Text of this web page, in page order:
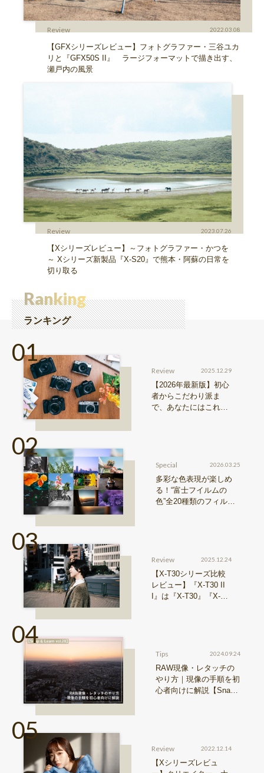
Review 2022.03.08
【GFXシリーズレビュー】フォトグラファー・三谷ユカ
リと『GFX50S II』 ラージフォーマットで描き出す、
瀬戸内の風景
Review 2023.07.26
【Xシリーズレビュー】～フォトグラファー・かつを
～ Xシリーズ新製品『X-S20』で熊本・阿蘇の日常を
切り取る
Ranking
ランキング
Review 2025.12.29
【2026年最新版】初心
者からこだわり派ま
で、あなたにはこれが
Special 2026.03.25
多彩な色表現が楽しめ
る！“富士フイルムの
色”全20種類のフィルム
Review 2025.12.24
【X-T30シリーズ比較
レビュー】『X-T30 II
I』は『X-T30』『X-T3
Tips 2024.09.24
RAW現像・レタッチの
やり方｜現像の手順を初
心者向けに解説【Snap
Review 2022.12.14
【Xシリーズレビュ